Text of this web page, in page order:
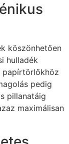
köszönhetően
hulladék
papírtörlőkhöz
pedig
pillanatáig
maximálisan